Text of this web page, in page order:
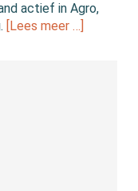
actief in Agro,
[Lees meer …]